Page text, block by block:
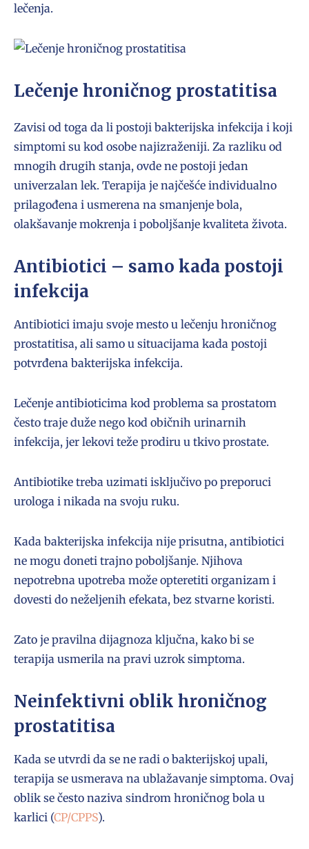
lečenja.
Lečenje hroničnog prostatitisa
Zavisi od toga da li postoji bakterijska infekcija i koji
simptomi su kod osobe najizraženiji. Za razliku od
mnogih drugih stanja, ovde ne postoji jedan
univerzalan lek. Terapija je najčešće individualno
prilagođena i usmerena na smanjenje bola,
olakšavanje mokrenja i poboljšanje kvaliteta života.
Antibiotici – samo kada postoji
infekcija
Antibiotici imaju svoje mesto u lečenju hroničnog
prostatitisa, ali samo u situacijama kada postoji
potvrđena bakterijska infekcija.
Lečenje antibioticima kod problema sa prostatom
često traje duže nego kod običnih urinarnih
infekcija, jer lekovi teže prodiru u tkivo prostate.
Antibiotike treba uzimati isključivo po preporuci
urologa i nikada na svoju ruku.
Kada bakterijska infekcija nije prisutna, antibiotici
ne mogu doneti trajno poboljšanje. Njihova
nepotrebna upotreba može opteretiti organizam i
dovesti do neželjenih efekata, bez stvarne koristi.
Zato je pravilna dijagnoza ključna, kako bi se
terapija usmerila na pravi uzrok simptoma.
Neinfektivni oblik hroničnog
prostatitisa
Kada se utvrdi da se ne radi o bakterijskoj upali,
terapija se usmerava na ublažavanje simptoma. Ovaj
oblik se često naziva sindrom hroničnog bola u
karlici (CP/CPPS).